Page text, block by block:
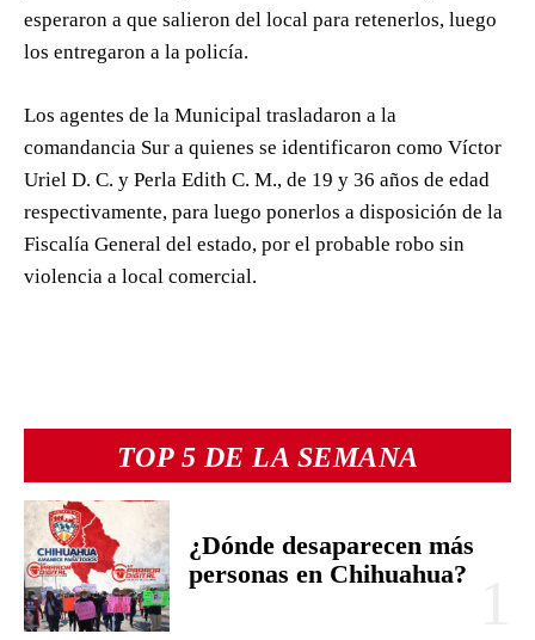
TOP 5 DE LA SEMANA
¿Dónde desaparecen más
personas en Chihuahua?
esperaron a que salieron del local para retenerlos, luego
los entregaron a la policía.
Los agentes de la Municipal trasladaron a la
comandancia Sur a quienes se identificaron como Víctor
Uriel D. C. y Perla Edith C. M., de 19 y 36 años de edad
respectivamente, para luego ponerlos a disposición de la
Fiscalía General del estado, por el probable robo sin
violencia a local comercial.